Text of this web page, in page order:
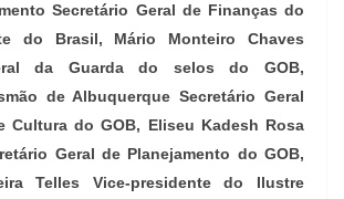
Secretário Geral de Finanças do
do Brasil, Mário Monteiro Chaves
da Guarda do selos do GOB,
de Albuquerque Secretário Geral
Cultura do GOB, Eliseu Kadesh Rosa
Geral de Planejamento do GOB,
Telles Vice-presidente do Ilustre